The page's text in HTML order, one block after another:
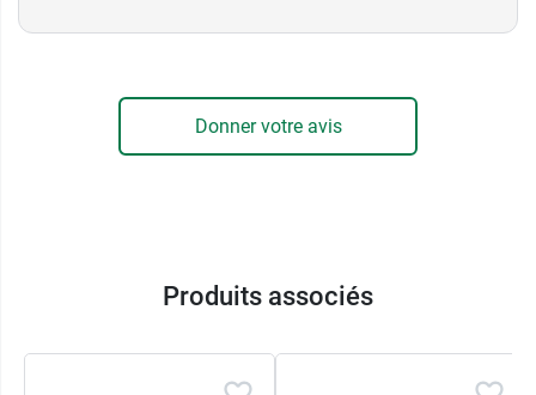
Donner votre avis
Produits associés